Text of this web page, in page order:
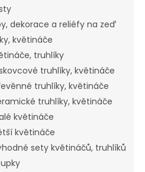
dekorace a reliéfy na zeď
květináče
truhlíky
truhlíky, květináče
truhlíky, květináče
truhlíky, květináče
květináče
květináče
sety květináčů, truhlíků